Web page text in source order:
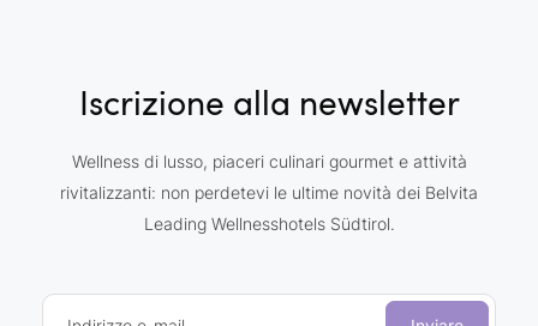
Iscrizione alla newsletter
Wellness di lusso, piaceri culinari gourmet e attività
rivitalizzanti: non perdetevi le ultime novità dei Belvita
Leading Wellnesshotels Südtirol.